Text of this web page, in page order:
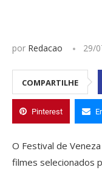
por Redacao 29/
COMPARTILHE
Pinterest
O Festival de
filmes selecionados